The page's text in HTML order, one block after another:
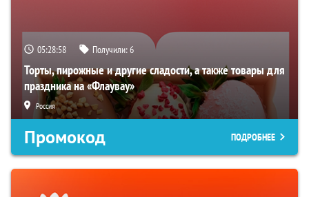
05:28:57 Получили:6
Торты, пирожные и другие сладости, а также товары для
праздника на «Флаувау»
Россия
Промокод ПОДРОБНЕЕ